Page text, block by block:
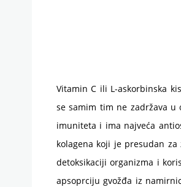
Vitamin C ili L-askorbinska
se samim tim ne zadržava u
imuniteta i ima najveća
kolagena koji je presudan
detoksikaciji organizma i
apsoprciju gvožđa iz